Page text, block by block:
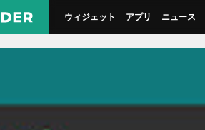
ウィジェット アプリ ニュース